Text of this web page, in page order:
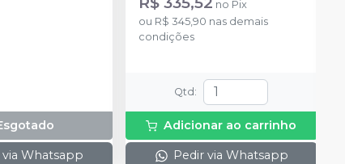
via Whatsapp
no Pix
ou R$ 345,90 nas demais
condições
Qtd :
Adicionar ao carrinho
Pedir via Whatsapp